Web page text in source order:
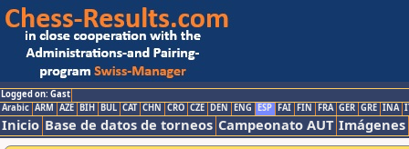
Logged on: Gast
Arabic ARM AZE BIH BUL CAT CHN CRO CZE DEN ENG ESP FAI FIN FRA GER GRE INA
Inicio Base de datos de torneos Campeonato AUT Imágenes